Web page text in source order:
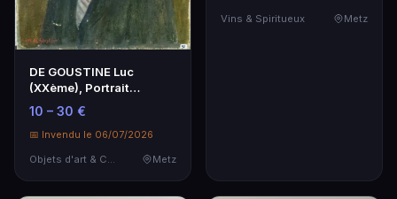
DE GOUSTINE Luc
(XXème), Portrait
d'homme, hst, sbd, 55 x
46…
10 – 30 €
📅 Invendu le 06/07/2026
Objets d'art & Curiosités
Metz
Vins & Spiritueux
Metz